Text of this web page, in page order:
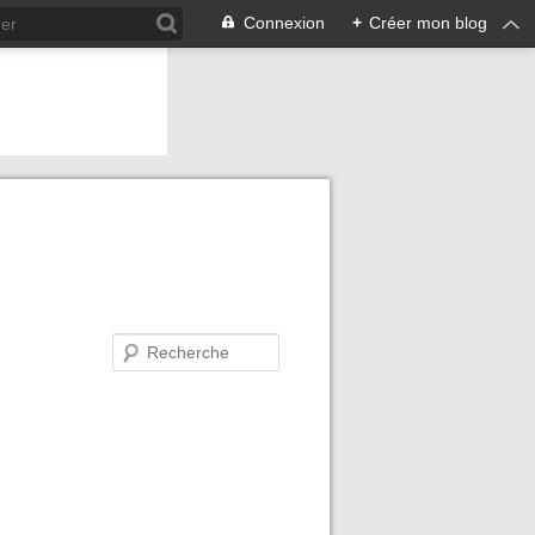
Connexion + Créer mon blog